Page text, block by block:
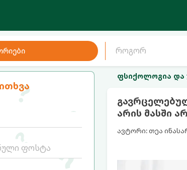
ფსიქოლოგია და
არის მასში
ავტორი: თეა